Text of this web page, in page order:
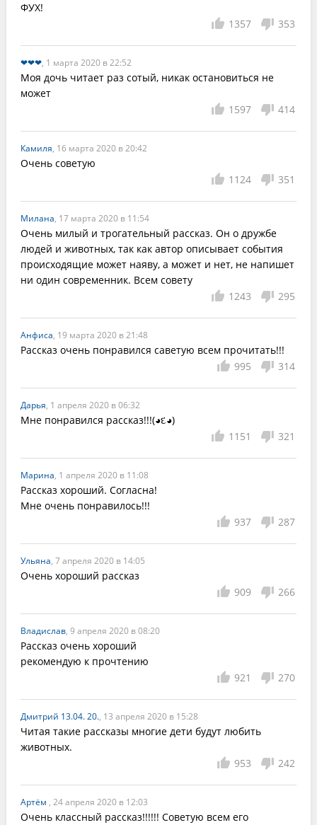
ФУХ!
1357
353
❤❤❤, 1 марта 2020 в 22:52
Моя дочь читает раз сотый, никак остановиться не
может
1597
414
Камиля, 16 марта 2020 в 20:42
Очень советую
1124
351
Милана, 17 марта 2020 в 11:54
Очень милый и трогательный рассказ. Он о дружбе
людей и животных, так как автор описывает события
происходящие может наяву, а может и нет, не напишет
ни один современник. Всем совету
1243
295
Анфиса, 19 марта 2020 в 21:48
Рассказ очень понравился саветую всем прочитать!!!
995
314
Дарья, 1 апреля 2020 в 06:32
Мне понравился рассказ!!!(◕દ◕)
1151
321
Марина, 1 апреля 2020 в 11:08
Рассказ хороший. Согласна!
937
287
Ульяна, 7 апреля 2020 в 14:05
Очень хороший рассказ
909
266
Владислав, 9 апреля 2020 в 08:20
Рассказ очень хороший
рекомендую к прочтению
921
270
Дмитрий 13.04. 20., 13 апреля 2020 в 15:28
Читая такие рассказы многие дети будут любить
животных.
953
242
Артём , 24 апреля 2020 в 12:03
Очень классный рассказ!!!!!! Советую всем его